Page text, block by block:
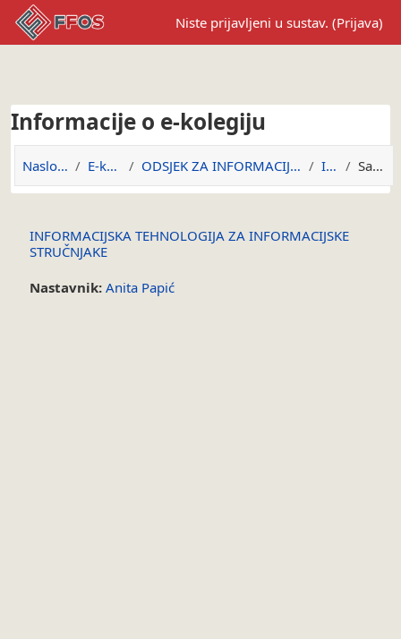
Preskoči na sadržaj
Niste prijavljeni u sustav. (Prijava)
Informacije o e-kolegiju
Naslovnica E-kolegiji ODSJEK ZA INFORMACIJSKE ZNANOSTI ITZIS Sažetak
INFORMACIJSKA TEHNOLOGIJA ZA INFORMACIJSKE
STRUČNJAKE
Nastavnik: Anita Papić